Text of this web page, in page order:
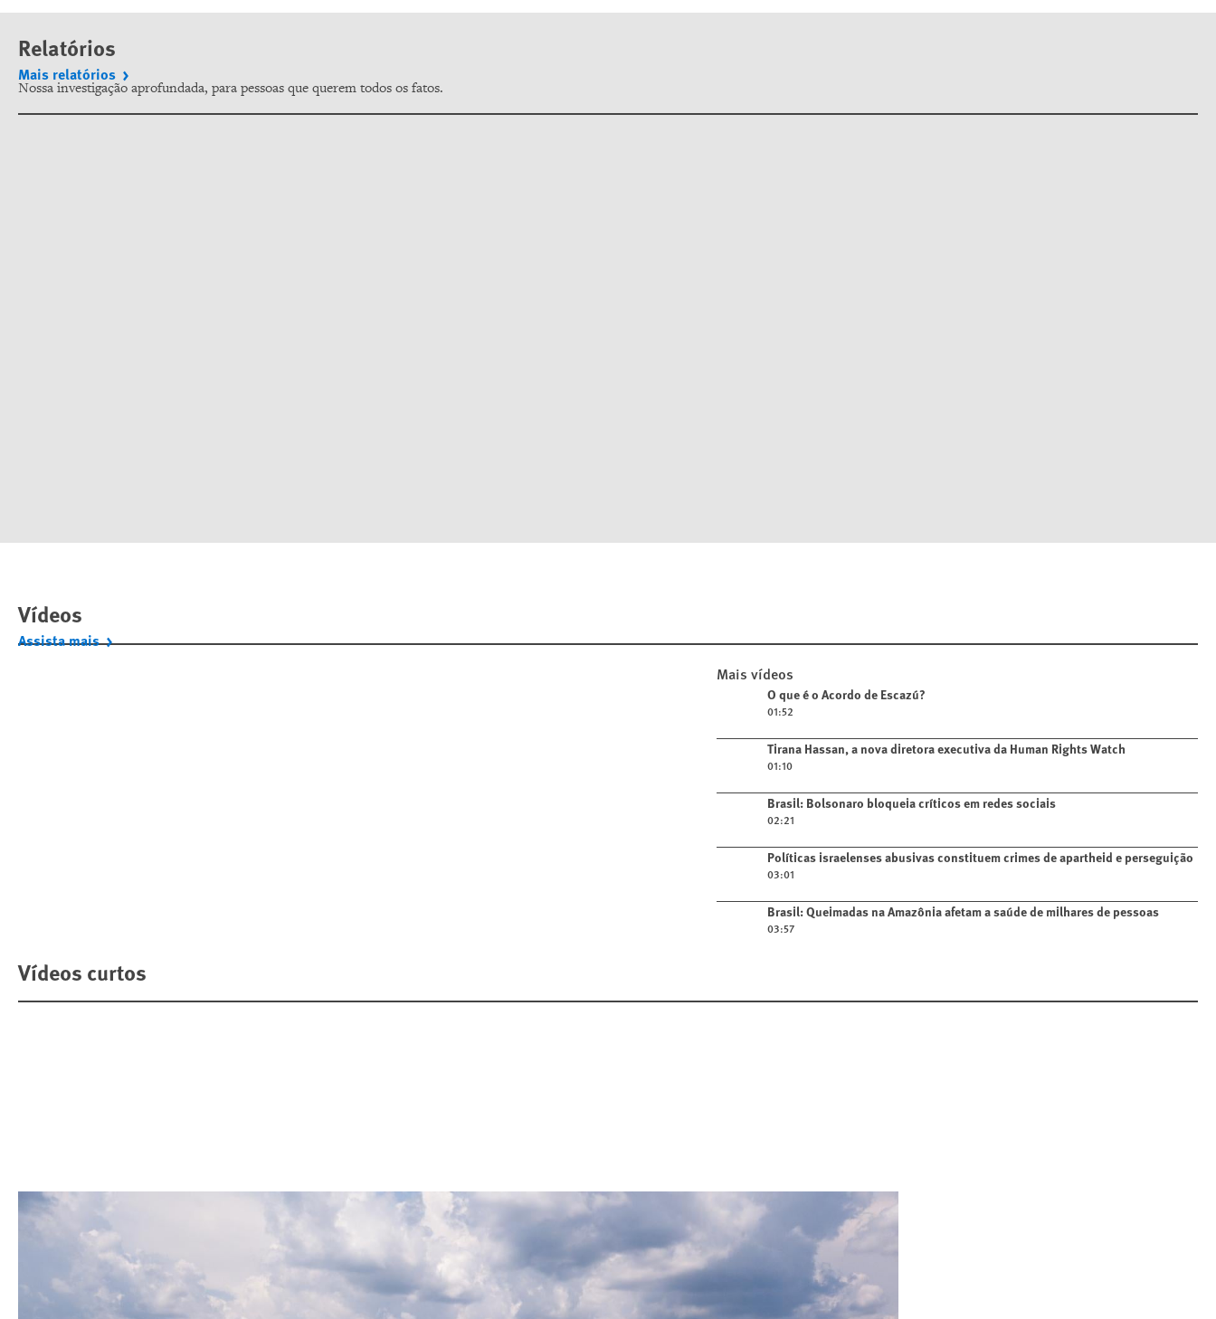
Relatórios
Mais relatórios
Nossa investigação aprofundada, para pessoas que querem todos os fatos.
Vídeos
Assista mais
Mais vídeos
Play videoO que é o Acordo de Escazú?
01:52
Play videoTirana Hassan, a nova diretora executiva da Human Rights Watch
01:10
Play videoBrasil: Bolsonaro bloqueia críticos em redes sociais
02:21
Play videoPolíticas israelenses abusivas constituem crimes de apartheid e perseguição
03:01
Play videoBrasil: Queimadas na Amazônia afetam a saúde de milhares de pessoas
03:57
Vídeos curtos